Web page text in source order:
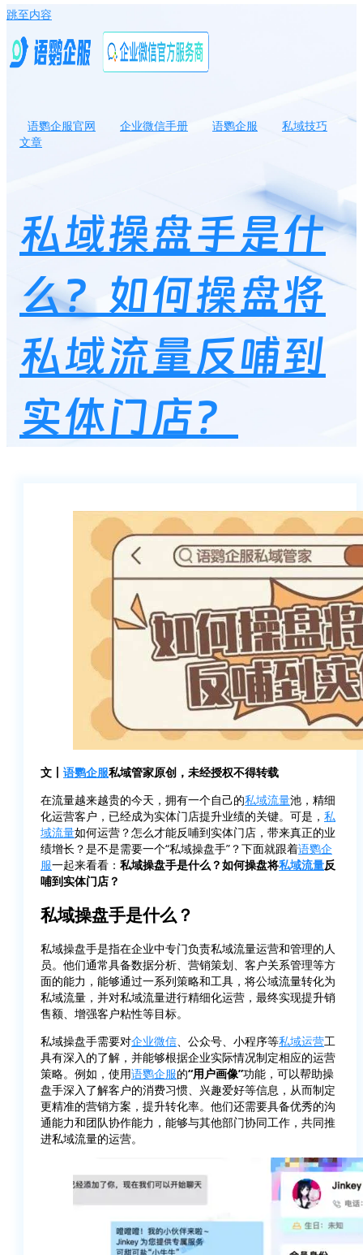
跳至内容
语鹦企服官网 企业微信手册 语鹦企服
私域技巧
文章
私域操盘手是什
么？如何操盘将
私域流量反哺到
实体门店？
文丨 语鹦企服私域管家原创，未经授权不得转载
在流量越来越贵的今天，拥有一个自己的私域流量池，精细
化运营客户，已经成为实体门店提升业绩的关键。可是， 私
域流量如何运营？怎么才能反哺到实体门店，带来真正的业
绩增长？是不是需要一个“私域操盘手”？下面就跟着语鹦企
服一起来看看： 私域操盘手是什么？如何操盘将私域流量反
哺到实体门店？
私域操盘手是什么？
私域操盘手是指在企业中专门负责私域流量运营和管理的人
员。他们通常具备数据分析、营销策划、客户关系管理等方
面的能力，能够通过一系列策略和工具，将公域流量转化为
私域流量，并对私域流量进行精细化运营，最终实现提升销
售额、增强客户粘性等目标。
私域操盘手需要对企业微信 、公众号、小程序等私域运营工
具有深入的了解，并能够根据企业实际情况制定相应的运营
策略。例如，使用语鹦企服的“用户画像”功能，可以帮助操
盘手深入了解客户的消费习惯、兴趣爱好等信息，从而制定
更精准的营销方案，提升转化率。他们还需要具备优秀的沟
通能力和团队协作能力，能够与其他部门协同工作，共同推
进私域流量的运营。